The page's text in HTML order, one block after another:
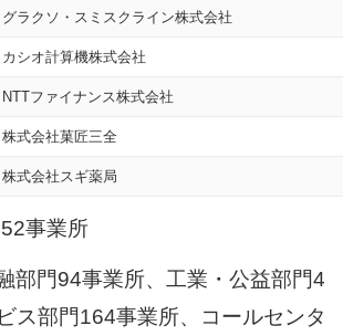
グラクソ・スミスクライン株式会社
カシオ計算機株式会社
NTTファイナンス株式会社
株式会社菓匠三全
株式会社スギ薬局
事業所
部門94事業所、工業・公益部門4
ス部門164事業所、コールセンタ